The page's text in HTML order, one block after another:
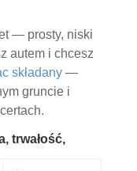
— prosty, niski
autem i chcesz
składany—
gruncie i
trwałość,